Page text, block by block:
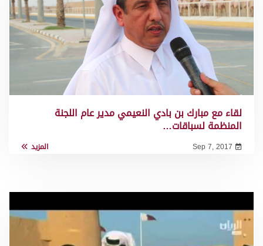
لقاء مع مبارك بن بادي النعيمي مدير عام اللجنة
المنظمة لسباقات…
Sep 7, 2017 المزيد